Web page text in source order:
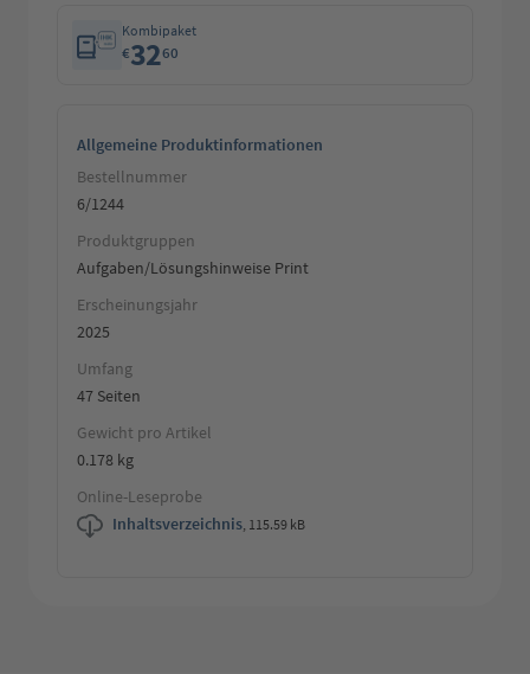
Kombipaket
€3260
Allgemeine Produktinformationen
Bestellnummer
6/1244
Produktgruppen
Aufgaben/Lösungshinweise Print
Erscheinungsjahr
2025
Umfang
47 Seiten
Gewicht pro Artikel
0.178 kg
Online-Leseprobe
Inhaltsverzeichnis, 115.59 kB